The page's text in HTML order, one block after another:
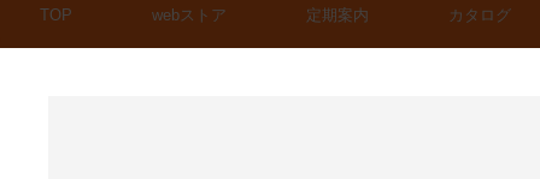
TOP webストア 定期案内 カタログ